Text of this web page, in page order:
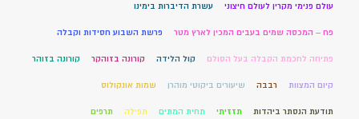
עולם פנימי מקרין לעולם חיצוני עשרת הדיברות בימינו
פח – המכסה שמים בעבים המכין לארץ מטר פרשת השבוע חסידות וקבלה
פתיחה לחכמת הקבלה בעל הסולם קול הלידה קורונה בזוהקר קורונה בזוהר
קיום המצוות רבבה שיעורים ביקוטי מוהרן שמות אונקולוס
תודעת הנסתר ביהדות תזזיתי תחית המתים תפילה תרפים